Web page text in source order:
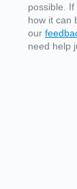
possible.
how it can
our
need help